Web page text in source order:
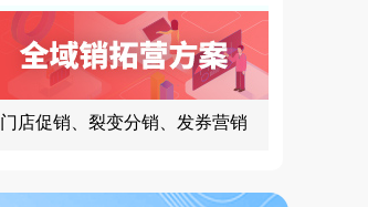
门店促销、裂变分销、发券营销